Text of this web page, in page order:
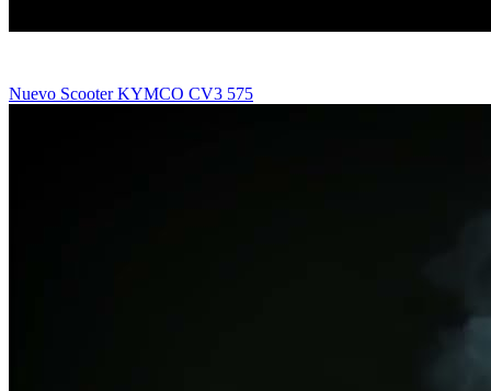
Nuevo Scooter KYMCO CV3 575